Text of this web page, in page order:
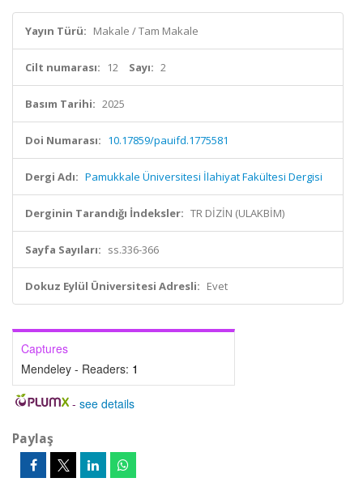
Yayın Türü: Makale / Tam Makale
Cilt numarası: 12 Sayı: 2
Basım Tarihi: 2025
Doi Numarası: 10.17859/pauifd.1775581
Dergi Adı: Pamukkale Üniversitesi İlahiyat Fakültesi Dergisi
Derginin Tarandığı İndeksler: TR DİZİN (ULAKBİM)
Sayfa Sayıları: ss.336-366
Dokuz Eylül Üniversitesi Adresli: Evet
Captures
Mendeley - Readers: 1
- see details
Paylaş